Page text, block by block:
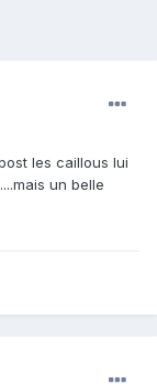
les caillous lui
un belle